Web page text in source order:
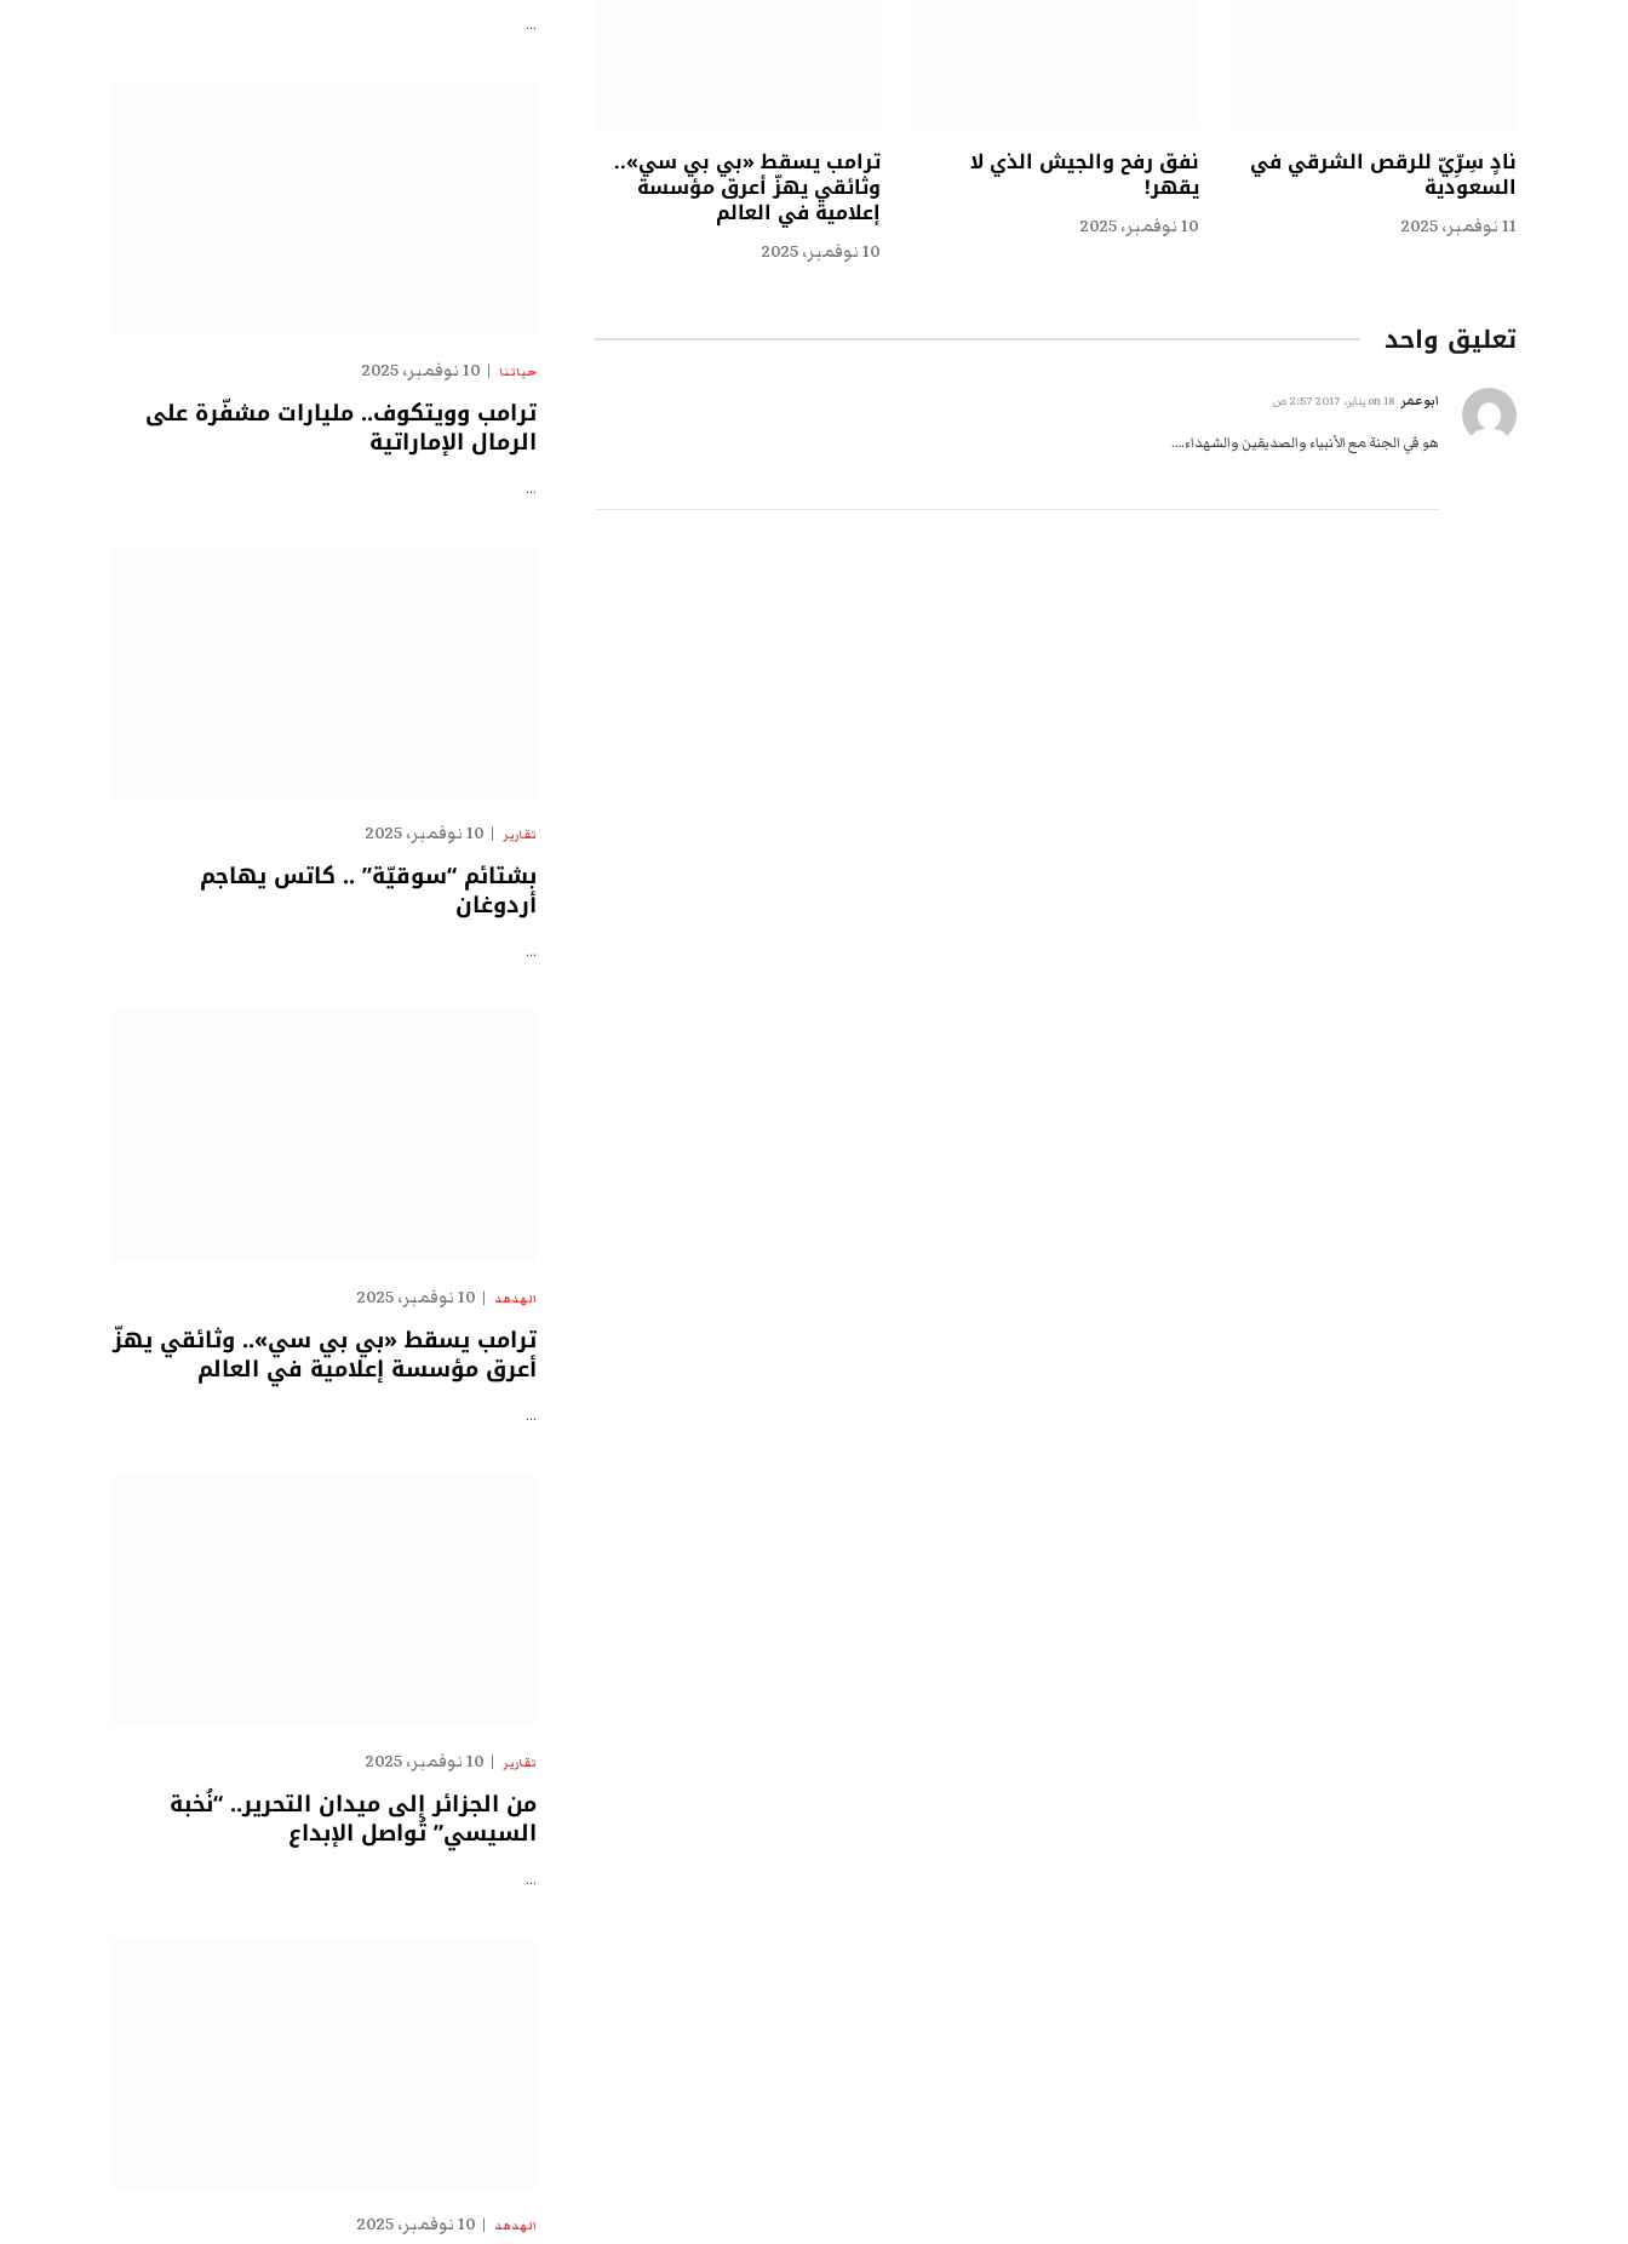
نادٍ سِرِّيّ للرقص الشرقي في
السعودية
11 نوفمبر، 2025
نفق رفح والجيش الذي لا
يقهر!
10 نوفمبر، 2025
ترامب يسقط «بي بي سي»..
وثائقي يهزّ أعرق مؤسسة
إعلامية في العالم
10 نوفمبر، 2025
تعليق واحد
ابوعمر 18 يناير، 2017 2:57 ص
هو في الجنة مع الأنبياء والصديقين والشهداء….
…
حياتنا 10 نوفمبر، 2025
ترامب وويتكوف.. مليارات مشفّرة على
الرمال الإماراتية
…
تقارير 10 نوفمبر، 2025
بشتائم “سوقيّة” .. كاتس يهاجم
أردوغان
…
الهدهد 10 نوفمبر، 2025
ترامب يسقط «بي بي سي».. وثائقي يهزّ
أعرق مؤسسة إعلامية في العالم
…
تقارير 10 نوفمبر، 2025
من الجزائر إلى ميدان التحرير.. “نُخبة
السيسي” تُواصل الإبداع
…
الهدهد 10 نوفمبر، 2025